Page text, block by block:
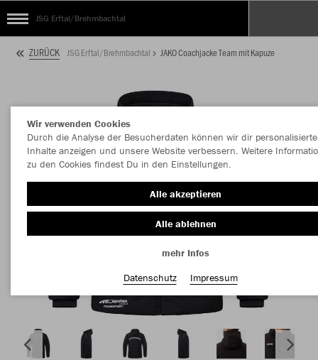
JSG Erftal/Brehmbachtal
ZURÜCK JSG Erftal/Brehmbachtal JAKO Coachjacke Team mit Kapuze
Wir verwenden Cookies
Durch die Analyse der Besucherdaten können wir dir personalisierte
Inhalte anzeigen und unsere Website verbessern. Weitere
zu den Cookies findest Du in den Einstellungen.
Alle akzeptieren
Alle ablehnen
mehr Infos
Datenschutz
Impressum